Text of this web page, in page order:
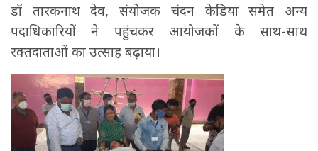
डॉ तारकनाथ देव, संयोजक चंदन केडिया समेत अन्य
पदाधिकारियों ने पहुंचकर आयोजकों के साथ-साथ
रक्तदाताओं का उत्साह बढ़ाया।